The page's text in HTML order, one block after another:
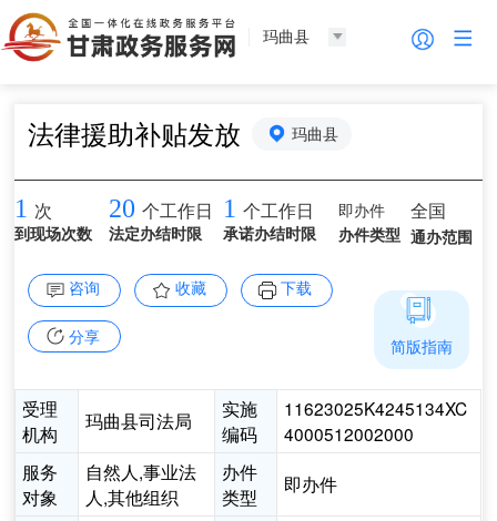
玛曲县
法律援助补贴发放 玛曲县
1 次
到现场次数
20 个工作日
法定办结时限
1 个工作日
承诺办结时限
即办件
办件类型
全国
通办范围
咨询 收藏 下载
分享
受理
机构
玛曲县司法局
实施
编码
11623025K4245134XC
4000512002000
服务
对象
自然人,事业法
人,其他组织
办件
类型
即办件
简版指南